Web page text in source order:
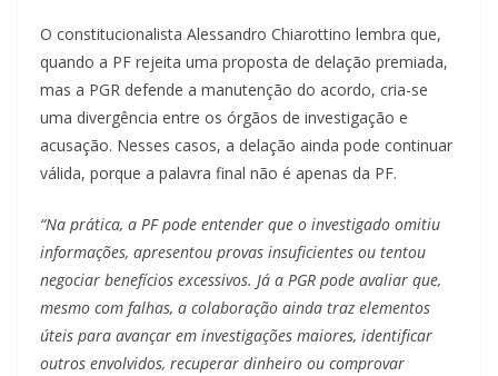
O constitucionalista Alessandro Chiarottino lembra que,
quando a PF rejeita uma proposta de delação premiada,
mas a PGR defende a manutenção do acordo, cria-se
uma divergência entre os órgãos de investigação e
acusação. Nesses casos, a delação ainda pode continuar
válida, porque a palavra final não é apenas da PF.
“Na prática, a PF pode entender que o investigado omitiu
informações, apresentou provas insuficientes ou tentou
negociar benefícios excessivos. Já a PGR pode avaliar que,
mesmo com falhas, a colaboração ainda traz elementos
úteis para avançar em investigações maiores, identificar
outros envolvidos, recuperar dinheiro ou comprovar